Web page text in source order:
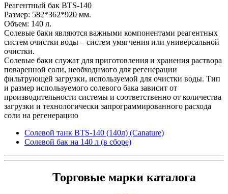
Реагентный бак BTS-140
Размер: 582*362*920 мм.
Объем: 140 л.
Солевые баки являются важными компонентами реагентных
систем очистки воды – систем умягчения или универсальной
очистки.
Солевые баки служат для приготовления и хранения раствора
поваренной соли, необходимого для регенерации
фильтрующей загрузки, используемой для очистки воды. Тип
и размер используемого солевого бака зависит от
производительности системы и соответственно от количества
загрузки и технологически запрограммированного расхода
соли на регенерацию
Солевой танк BTS-140 (140л) (Canature)
Солевой бак на 140 л (в сборе)
Торговые марки каталога